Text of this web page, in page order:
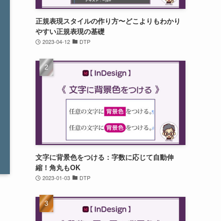
正規表現スタイルの作り方〜どこよりもわかり
やすい正規表現の基礎
2023-04-12 DTP
文字に背景色をつける：字数に応じて自動伸
縮！角丸もOK
2023-01-03 DTP